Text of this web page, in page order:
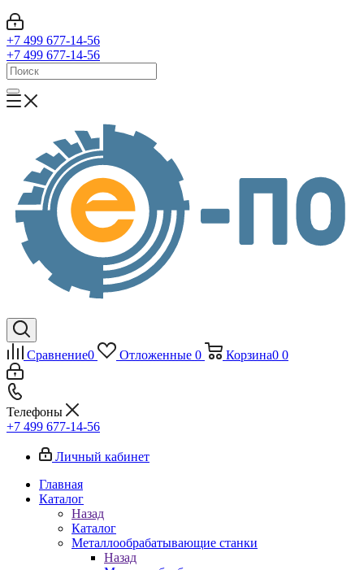
+7 499 677-14-56
+7 499 677-14-56
Сравнение0 Отложенные 0 Корзина0 0
Телефоны
+7 499 677-14-56
Личный кабинет
Главная
Каталог
Назад
Каталог
Металлообрабатывающие станки
Назад